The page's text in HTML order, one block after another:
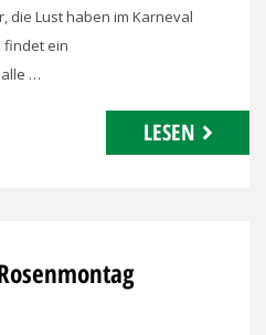
die Lust haben im Karneval
findet ein
…
LESEN